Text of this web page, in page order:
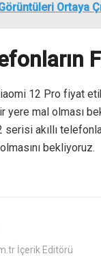
Ortaya
12 Pro fiyat
yere mal olması
akıllı
bekliyoruz.
İçerik Editörü